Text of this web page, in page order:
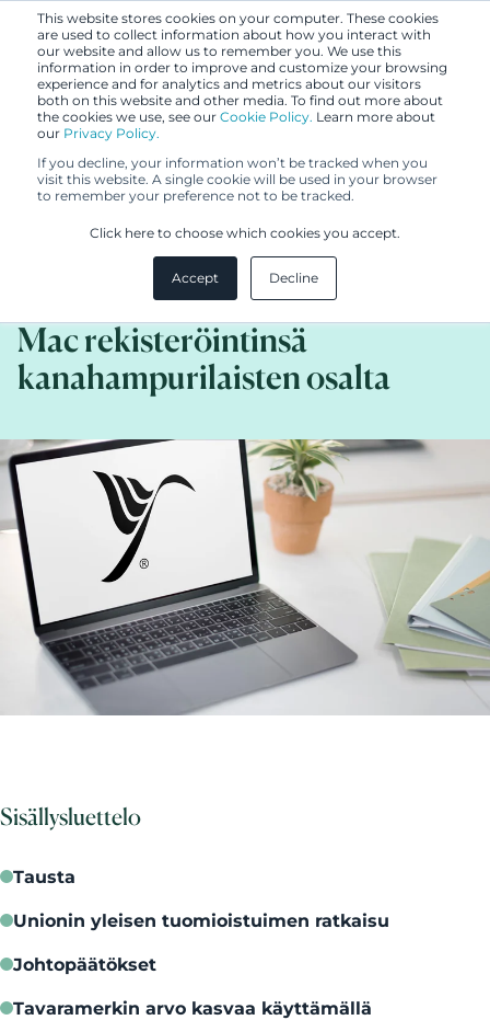
This website stores cookies on your computer. These cookies
are used to collect information about how you interact with
our website and allow us to remember you. We use this
information in order to improve and customize your browsing
experience and for analytics and metrics about our visitors
both on this website and other media. To find out more about
the cookies we use, see our Cookie Policy. Learn more about
our Privacy Policy.
If you decline, your information won’t be tracked when you
visit this website. A single cookie will be used in your browser
to remember your preference not to be tracked.
Click here to choose which cookies you accept.
Accept Decline
7.6.2024
Tavaramerkin käytön
todistamisen vaikeus -
McDonald’s menetti (yhden) Big
Mac rekisteröintinsä
kanahampurilaisten osalta
Sisällysluettelo
Tausta
Unionin yleisen tuomioistuimen ratkaisu
Johtopäätökset
Tavaramerkin arvo kasvaa käyttämällä